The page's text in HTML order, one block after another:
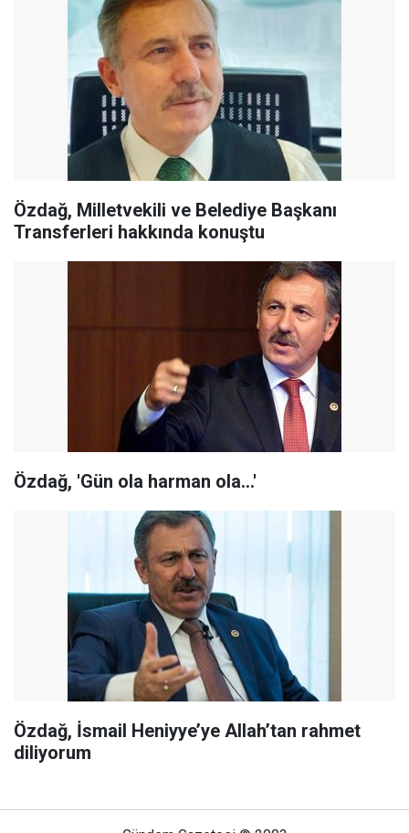
Özdağ, Milletvekili ve Belediye Başkanı
Transferleri hakkında konuştu
Özdağ, 'Gün ola harman ola…'
Özdağ, İsmail Heniyye’ye Allah’tan rahmet
diliyorum